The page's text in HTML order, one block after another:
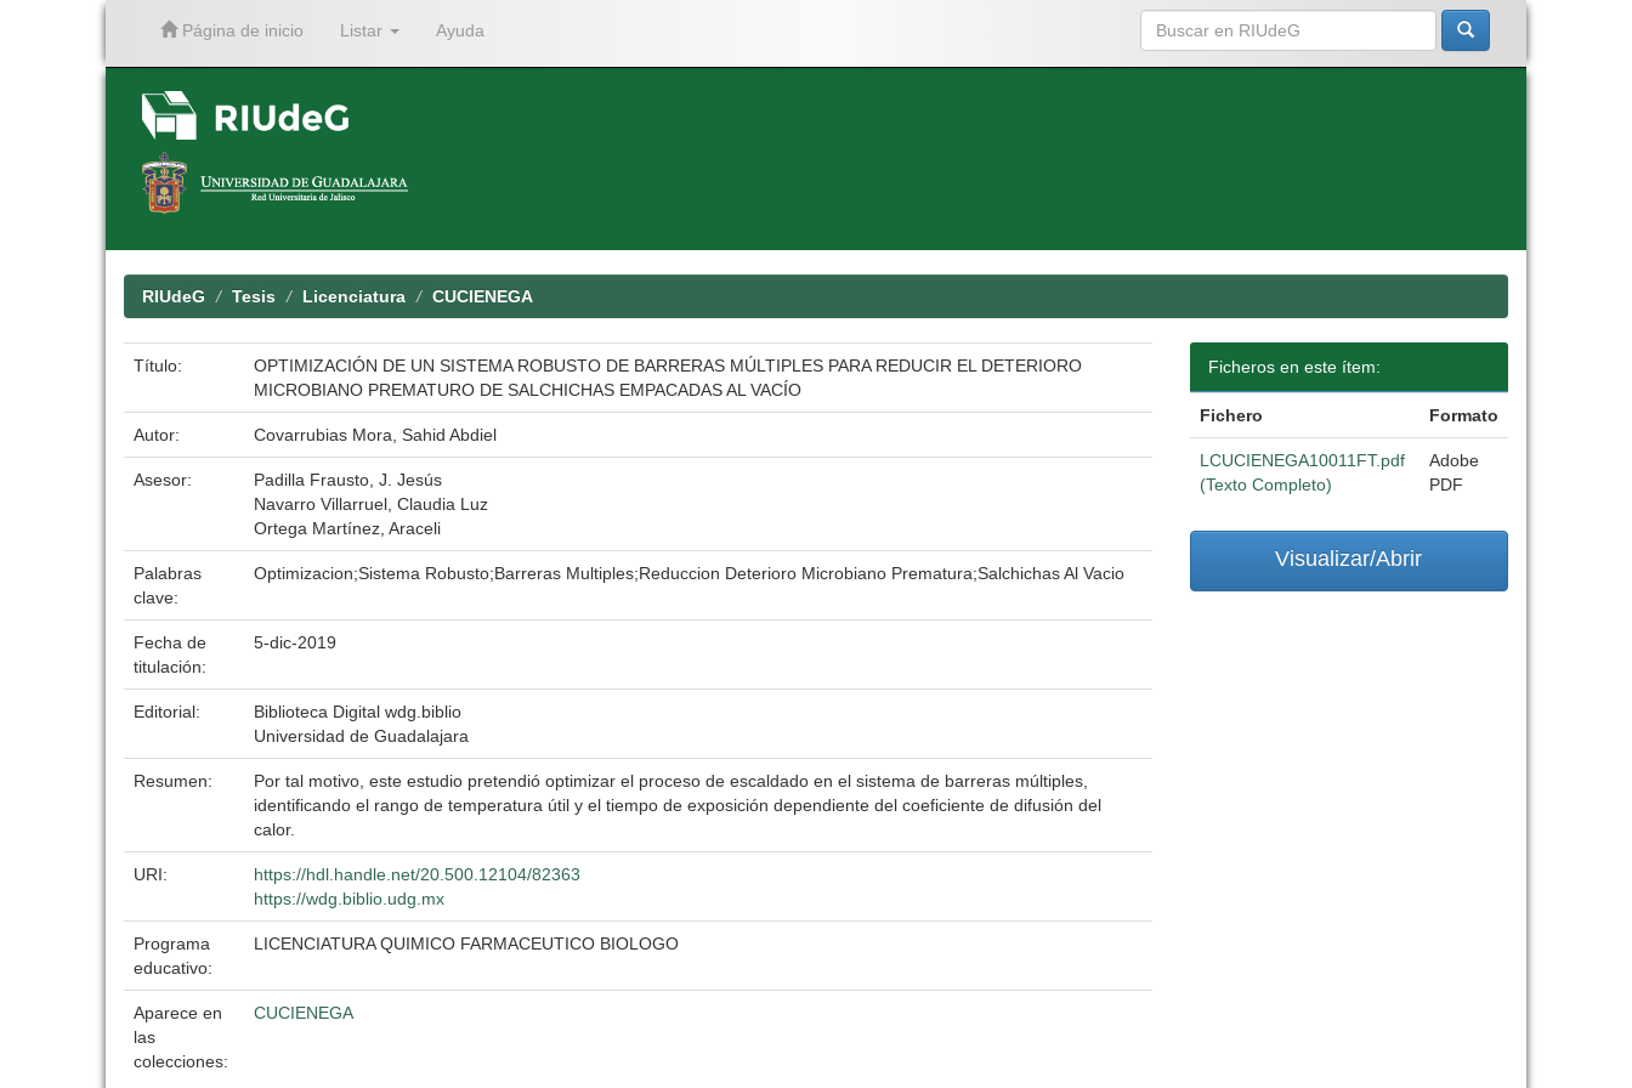
Página de inicio Listar Ayuda
RIUdeG Tesis Licenciatura CUCIENEGA
Título:
OPTIMIZACIÓN DE UN SISTEMA ROBUSTO DE BARRERAS MÚLTIPLES PARA REDUCIR EL DETERIORO
MICROBIANO PREMATURO DE SALCHICHAS EMPACADAS AL VACÍO
Autor: Covarrubias Mora, Sahid Abdiel
Asesor:
Padilla Frausto, J. Jesús
Navarro Villarruel, Claudia Luz
Ortega Martínez, Araceli
Palabras
clave:
Optimizacion;Sistema Robusto;Barreras Multiples;Reduccion Deterioro Microbiano Prematura;Salchichas Al Vacio
Fecha de
titulación:
5-dic-2019
Editorial:
Biblioteca Digital wdg.biblio
Universidad de Guadalajara
Resumen:
Por tal motivo, este estudio pretendió optimizar el proceso de escaldado en el sistema de barreras múltiples,
identificando el rango de temperatura útil y el tiempo de exposición dependiente del coeficiente de difusión del
calor.
URI:
https://hdl.handle.net/20.500.12104/82363
https://wdg.biblio.udg.mx
Programa
educativo:
LICENCIATURA QUIMICO FARMACEUTICO BIOLOGO
Aparece en
las
colecciones:
CUCIENEGA
Ficheros en este ítem:
Fichero Formato
LCUCIENEGA10011FT.pdf
(Texto Completo)
Adobe
PDF
Visualizar/Abrir